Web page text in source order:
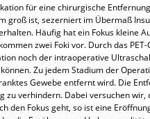
für eine chirurgische
groß ist, sezerniert im Übermaß
Häufig hat ein Fokus kleine
zwei Foki vor. Durch das
noch der intraoperative
Zu jedem Stadium der
Gewebe entfernt wird. Die
zu verhindern. Dabei versuchen
den Fokus geht, so ist eine